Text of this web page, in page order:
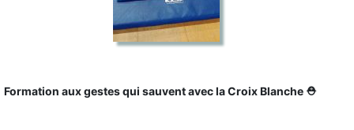
Formation aux gestes qui sauvent avec la Croix Blanche ⛑️